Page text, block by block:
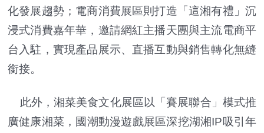
化發展趨勢；電商消費展區則打造「這湘有禮」沉
浸式消費嘉年華，邀請網紅主播天團與主流電商平
台入駐，實現產品展示、直播互動與銷售轉化無縫
銜接。
此外，湘菜美食文化展區以「賽展聯合」模式推
廣健康湘菜，國潮動漫遊戲展區深挖湖湘IP吸引年